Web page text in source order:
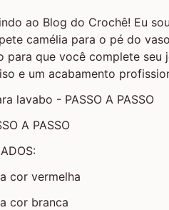
ao Blog do Crochê! Eu
camélia para o pé do
para que você complete
e um acabamento
lavabo - PASSO A PASSO
A PASSO
cor vermelha
cor branca